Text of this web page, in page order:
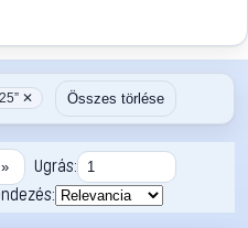
✕ Összes törlése
»
Ugrás: